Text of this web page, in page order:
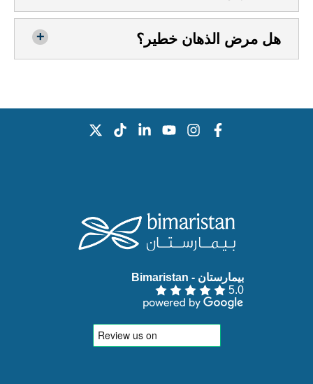
هل مرض الذهان خطير؟
بيمارستان - Bimaristan‏
5.0